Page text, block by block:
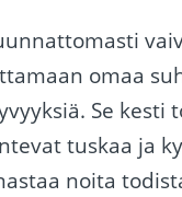
omaa
Se
tuskaa ja
noita